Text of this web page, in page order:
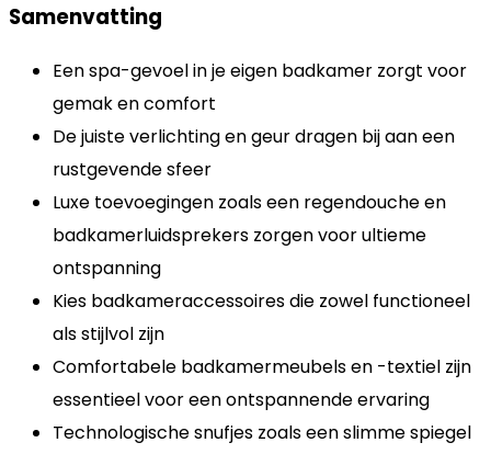
Samenvatting
Een spa-gevoel in je eigen badkamer zorgt voor
gemak en comfort
De juiste verlichting en geur dragen bij aan een
rustgevende sfeer
Luxe toevoegingen zoals een regendouche en
badkamerluidsprekers zorgen voor ultieme
ontspanning
Kies badkameraccessoires die zowel functioneel
als stijlvol zijn
Comfortabele badkamermeubels en -textiel zijn
essentieel voor een ontspannende ervaring
Technologische snufjes zoals een slimme spiegel